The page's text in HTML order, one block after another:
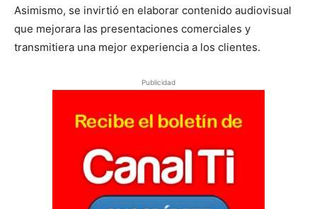
Asimismo, se invirtió en elaborar contenido audiovisual
que mejorara las presentaciones comerciales y
transmitiera una mejor experiencia a los clientes.
Publicidad